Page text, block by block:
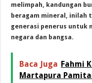
melimpah, kandungan
beragam mineral, inilah
generasi penerus untuk
negara dan bangsa.
Baca Juga Fahmi
Martapura